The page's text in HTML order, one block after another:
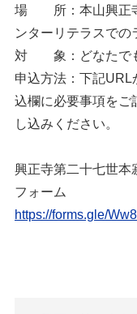
場 所：本山興正
ンターリテラスでの
対 象：どなたで
申込方法：下記URL
込欄に必要事項をご
し込みください。
興正寺第二十七世本
フォーム
https://forms.gle/